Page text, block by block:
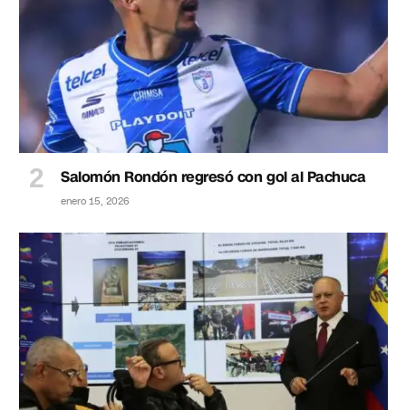
Salomón Rondón regresó con gol al Pachuca
enero 15, 2026